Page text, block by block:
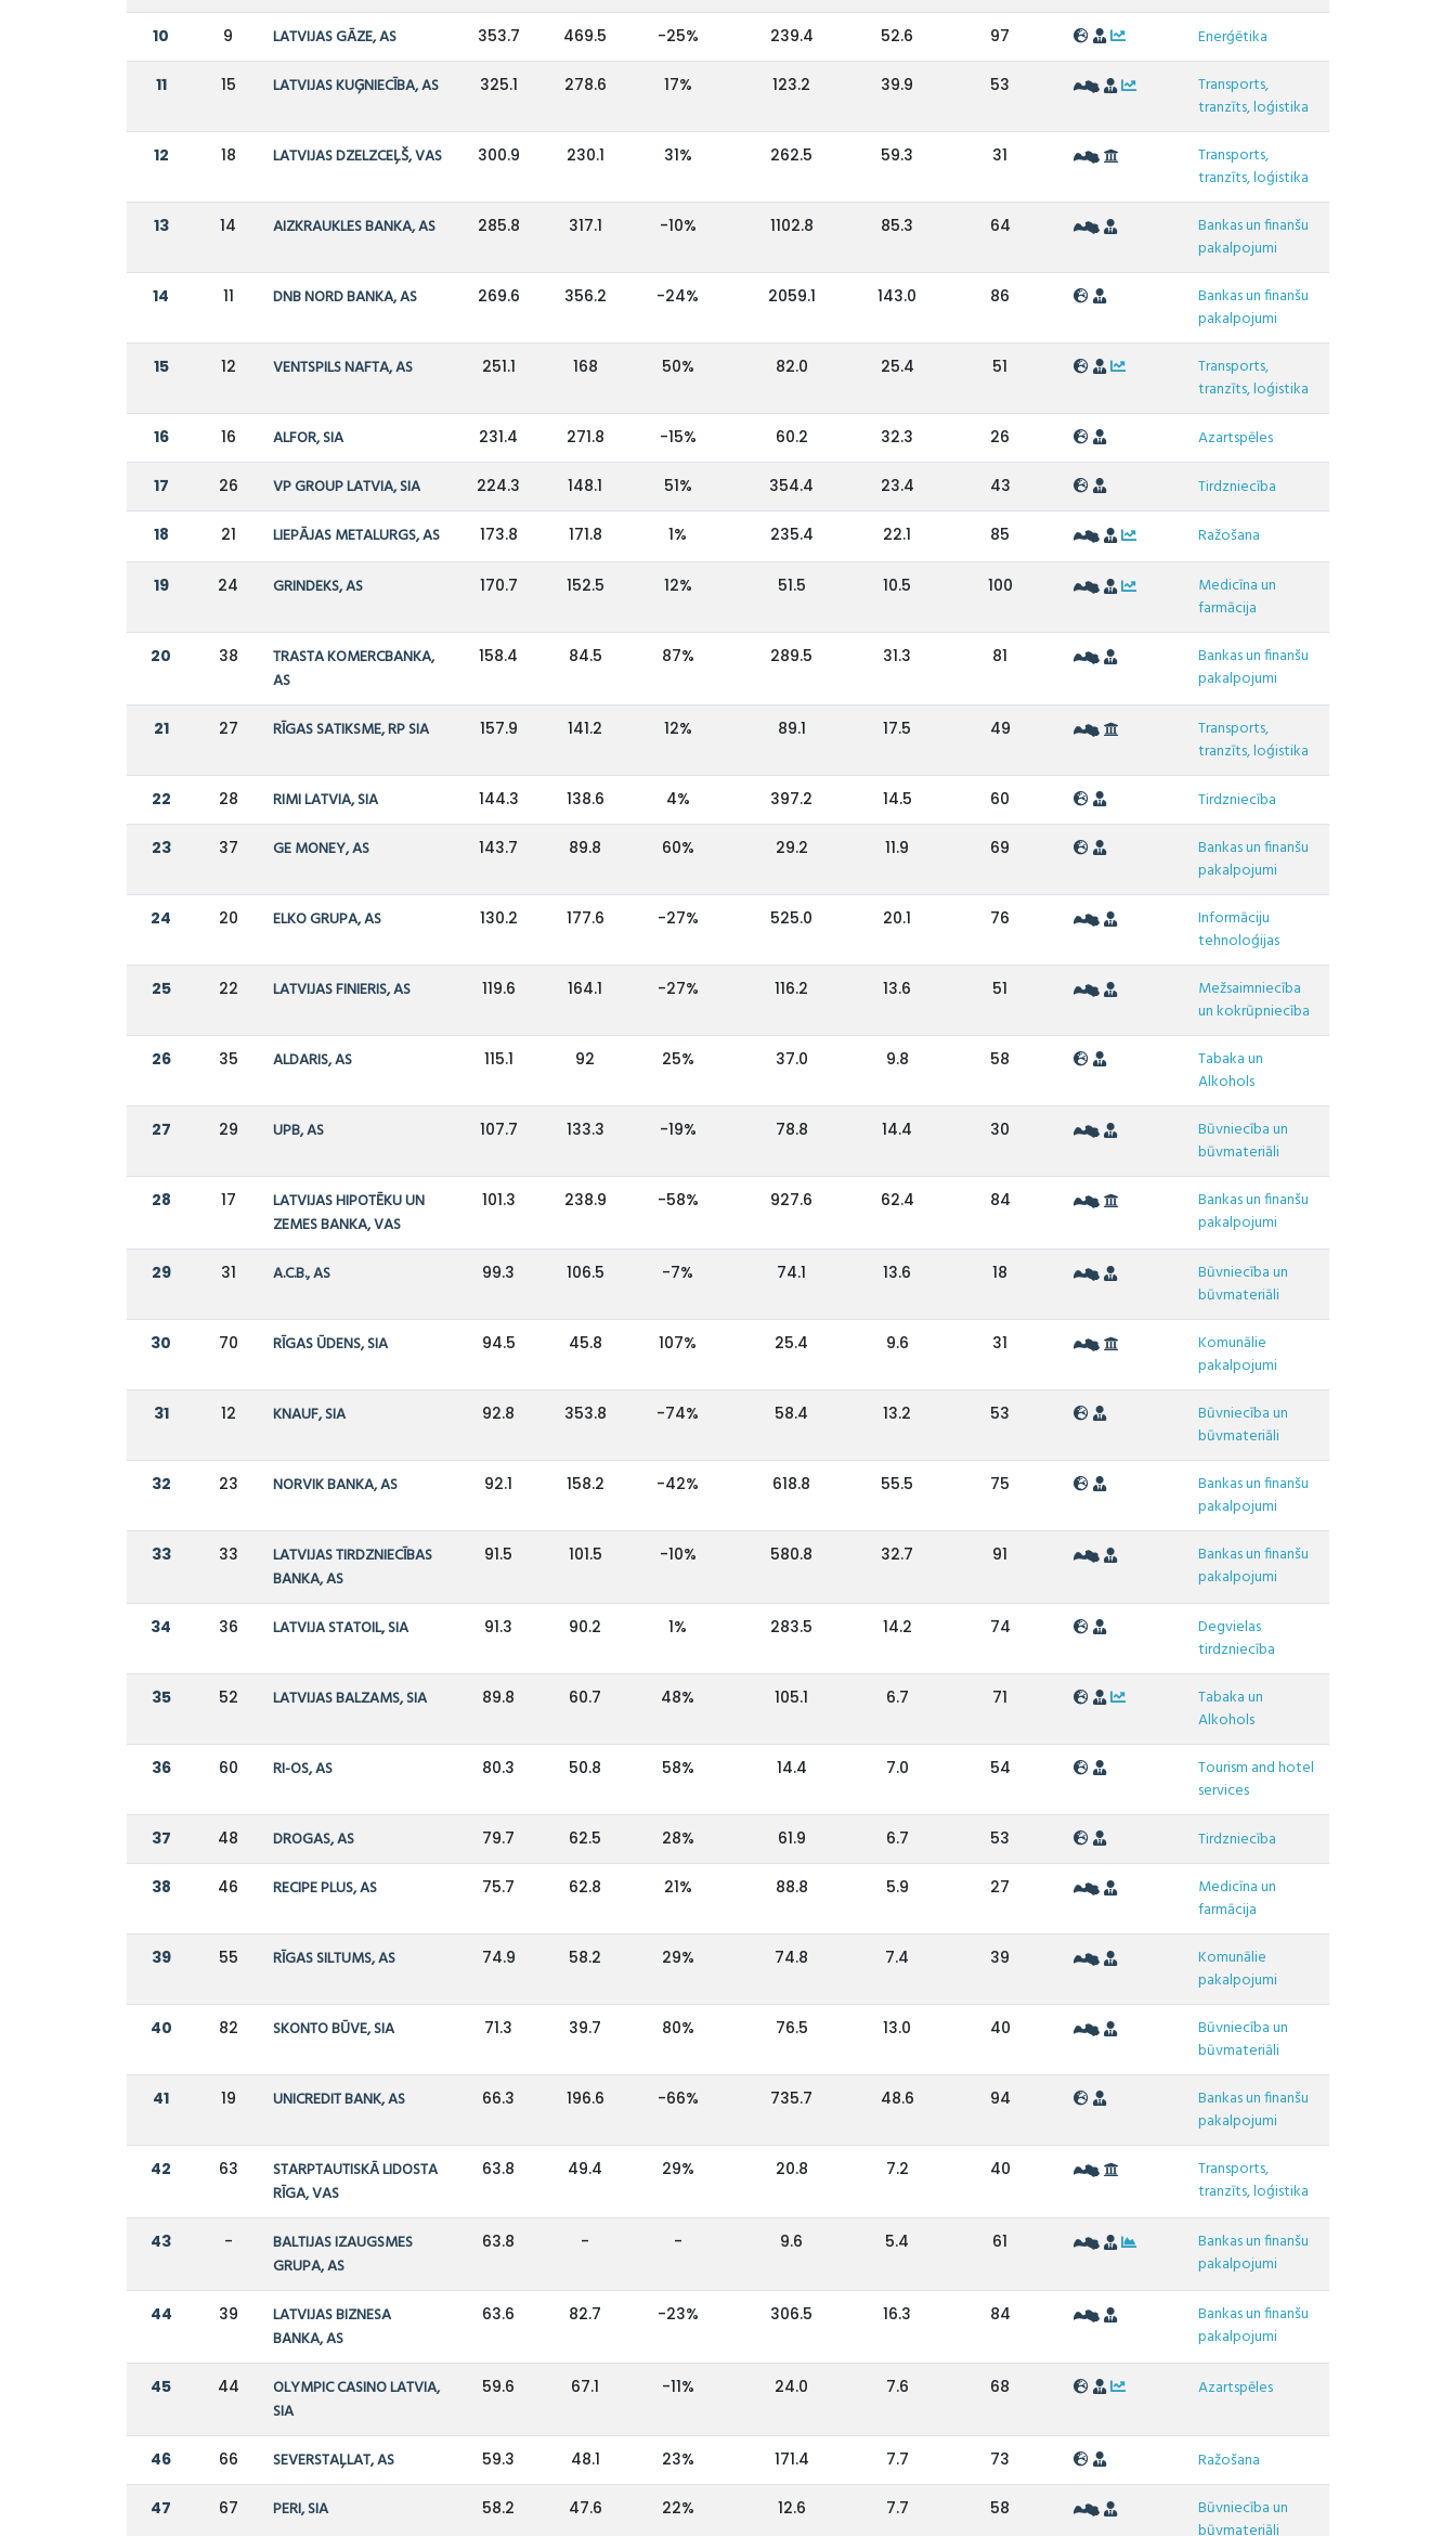
10 9 LATVIJAS GĀZE, AS 353.7 469.5 -25% 239.4 52.6 97 Enerģētika
11 15 LATVIJAS KUĢNIECĪBA, AS 325.1 278.6 17% 123.2 39.9 53
Transports,
tranzīts, loģistika
12 18 LATVIJAS DZELZCEĻŠ, VAS 300.9 230.1 31% 262.5 59.3 31
Transports,
tranzīts, loģistika
13 14 AIZKRAUKLES BANKA, AS 285.8 317.1 -10% 1102.8 85.3 64
Bankas un finanšu
pakalpojumi
14 11 DNB NORD BANKA, AS 269.6 356.2 -24% 2059.1 143.0 86
Bankas un finanšu
pakalpojumi
15 12 VENTSPILS NAFTA, AS 251.1 168 50% 82.0 25.4 51
Transports,
tranzīts, loģistika
16 16 ALFOR, SIA 231.4 271.8 -15% 60.2 32.3 26 Azartspēles
17 26 VP GROUP LATVIA, SIA 224.3 148.1 51% 354.4 23.4 43 Tirdzniecība
18 21 LIEPĀJAS METALURGS, AS 173.8 171.8 1% 235.4 22.1 85 Ražošana
19 24 GRINDEKS, AS 170.7 152.5 12% 51.5 10.5 100
Medicīna un
farmācija
20 38
TRASTA KOMERCBANKA,
AS
158.4 84.5 87% 289.5 31.3 81
Bankas un finanšu
pakalpojumi
21 27 RĪGAS SATIKSME, RP SIA 157.9 141.2 12% 89.1 17.5 49
Transports,
tranzīts, loģistika
22 28 RIMI LATVIA, SIA 144.3 138.6 4% 397.2 14.5 60 Tirdzniecība
23 37 GE MONEY, AS 143.7 89.8 60% 29.2 11.9 69
Bankas un finanšu
pakalpojumi
24 20 ELKO GRUPA, AS 130.2 177.6 -27% 525.0 20.1 76
Informāciju
tehnoloģijas
25 22 LATVIJAS FINIERIS, AS 119.6 164.1 -27% 116.2 13.6 51
Mežsaimniecība
un kokrūpniecība
26 35 ALDARIS, AS 115.1 92 25% 37.0 9.8 58
Tabaka un
Alkohols
27 29 UPB, AS 107.7 133.3 -19% 78.8 14.4 30
Būvniecība un
būvmateriāli
28 17
LATVIJAS HIPOTĒKU UN
ZEMES BANKA, VAS
101.3 238.9 -58% 927.6 62.4 84
Bankas un finanšu
pakalpojumi
29 31 A.C.B., AS 99.3 106.5 -7% 74.1 13.6 18
Būvniecība un
būvmateriāli
30 70 RĪGAS ŪDENS, SIA 94.5 45.8 107% 25.4 9.6 31
Komunālie
pakalpojumi
31 12 KNAUF, SIA 92.8 353.8 -74% 58.4 13.2 53
Būvniecība un
būvmateriāli
32 23 NORVIK BANKA, AS 92.1 158.2 -42% 618.8 55.5 75
Bankas un finanšu
pakalpojumi
33 33
LATVIJAS TIRDZNIECĪBAS
BANKA, AS
91.5 101.5 -10% 580.8 32.7 91
Bankas un finanšu
pakalpojumi
34 36 LATVIJA STATOIL, SIA 91.3 90.2 1% 283.5 14.2 74
Degvielas
tirdzniecība
35 52 LATVIJAS BALZAMS, SIA 89.8 60.7 48% 105.1 6.7 71
Tabaka un
Alkohols
36 60 RI-OS, AS 80.3 50.8 58% 14.4 7.0 54
Tourism and hotel
services
37 48 DROGAS, AS 79.7 62.5 28% 61.9 6.7 53 Tirdzniecība
38 46 RECIPE PLUS, AS 75.7 62.8 21% 88.8 5.9 27
Medicīna un
farmācija
39 55 RĪGAS SILTUMS, AS 74.9 58.2 29% 74.8 7.4 39
Komunālie
pakalpojumi
40 82 SKONTO BŪVE, SIA 71.3 39.7 80% 76.5 13.0 40
Būvniecība un
būvmateriāli
41 19 UNICREDIT BANK, AS 66.3 196.6 -66% 735.7 48.6 94
Bankas un finanšu
pakalpojumi
42 63
STARPTAUTISKĀ LIDOSTA
RĪGA, VAS
63.8 49.4 29% 20.8 7.2 40
Transports,
tranzīts, loģistika
43 -
BALTIJAS IZAUGSMES
GRUPA, AS
63.8 - - 9.6 5.4 61
Bankas un finanšu
pakalpojumi
44 39
LATVIJAS BIZNESA
BANKA, AS
63.6 82.7 -23% 306.5 16.3 84
Bankas un finanšu
pakalpojumi
45 44
OLYMPIC CASINO LATVIA,
SIA
59.6 67.1 -11% 24.0 7.6 68 Azartspēles
46 66 SEVERSTAĻLAT, AS 59.3 48.1 23% 171.4 7.7 73 Ražošana
47 67 PERI, SIA 58.2 47.6 22% 12.6 7.7 58
Būvniecība un